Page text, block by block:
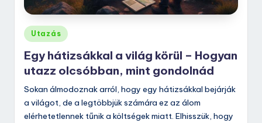
Posted
in
Utazás
Egy hátizsákkal a világ körül – Hogyan
utazz olcsóbban, mint gondolnád
Sokan álmodoznak arról, hogy egy hátizsákkal bejárják
a világot, de a legtöbbjük számára ez az álom
elérhetetlennek tűnik a költségek miatt. Elhisszük, hogy